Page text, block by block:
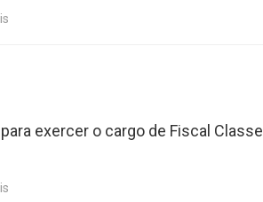
exercer o cargo de Fiscal Classe